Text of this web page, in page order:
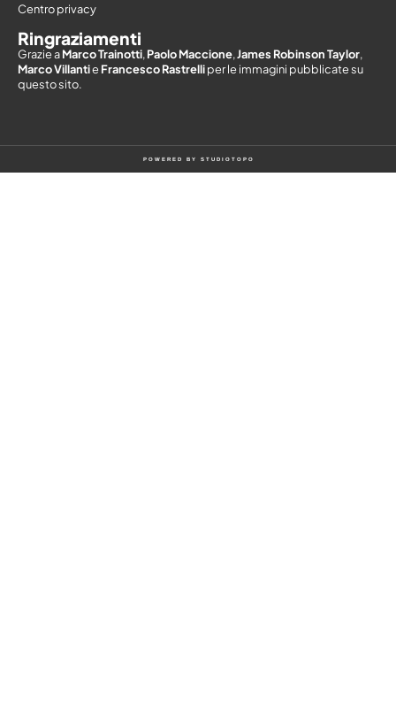
Centro privacy
Ringraziamenti
Grazie aMarco Trainotti,Paolo Maccione,James Robinson Taylor,
Marco VillantieFrancesco Rastrelliper le immagini pubblicate su
questo sito.
POWERED BY STUDIOTOPO